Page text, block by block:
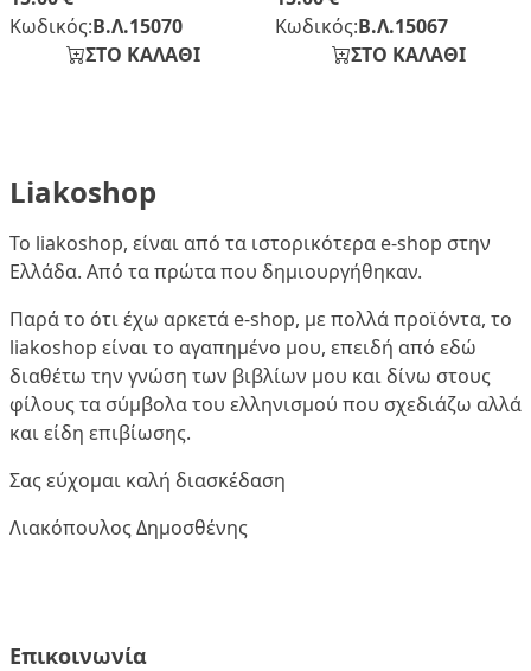
Κωδικός:Β.Λ.15070
ΣΤΟ ΚΑΛΑΘΙ
Κωδικός:Β.Λ.15067
ΣΤΟ ΚΑΛΑΘΙ
Liakoshop
Το liakoshop, είναι από τα ιστορικότερα e-shop στην
Ελλάδα. Από τα πρώτα που δημιουργήθηκαν.
Παρά το ότι έχω αρκετά e-shop, με πολλά προϊόντα, το
liakoshop είναι το αγαπημένο μου, επειδή από εδώ
διαθέτω την γνώση των βιβλίων μου και δίνω στους
φίλους τα σύμβολα του ελληνισμού που σχεδιάζω αλλά
και είδη επιβίωσης.
Σας εύχομαι καλή διασκέδαση
Λιακόπουλος Δημοσθένης
Επικοινωνία